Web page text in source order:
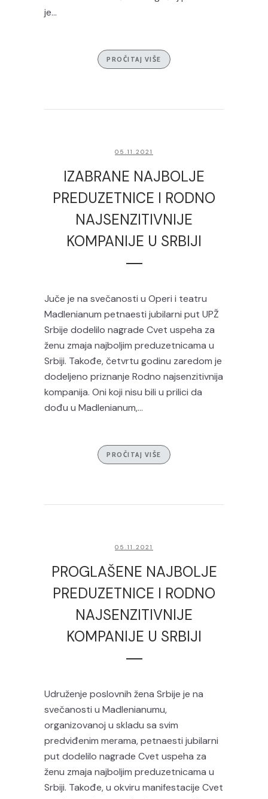
je...
PROČITAJ VIŠE
05.11.2021
IZABRANE NAJBOLJE
PREDUZETNICE I RODNO
NAJSENZITIVNIJE
KOMPANIJE U SRBIJI
Juče je na svečanosti u Operi i teatru
Madlenianum petnaesti jubilarni put UPŽ
Srbije dodelilo nagrade Cvet uspeha za
ženu zmaja najboljim preduzetnicama u
Srbiji. Takođe, četvrtu godinu zaredom je
dodeljeno priznanje Rodno najsenzitivnija
kompanija. Oni koji nisu bili u prilici da
dođu u Madlenianum,...
PROČITAJ VIŠE
05.11.2021
PROGLAŠENE NAJBOLJE
PREDUZETNICE I RODNO
NAJSENZITIVNIJE
KOMPANIJE U SRBIJI
Udruženje poslovnih žena Srbije je na
svečanosti u Madlenianumu,
organizovanoj u skladu sa svim
predviđenim merama, petnaesti jubilarni
put dodelilo nagrade Cvet uspeha za
ženu zmaja najboljim preduzetnicama u
Srbiji. Takođe, u okviru manifestacije Cvet